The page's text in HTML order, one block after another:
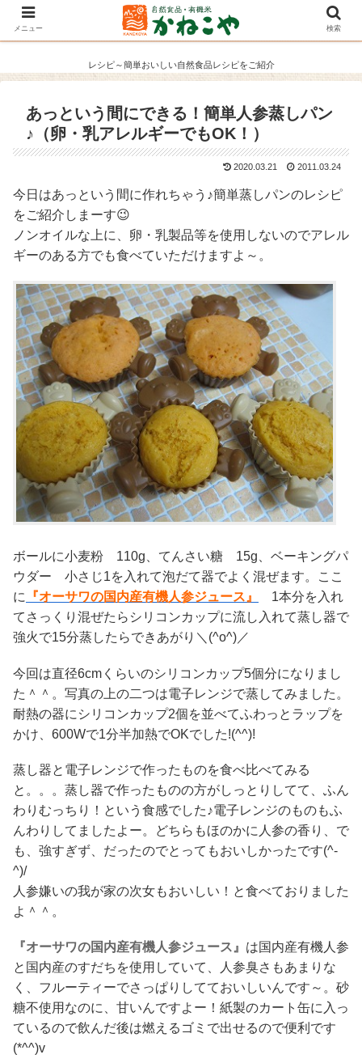
レシピ～簡単おいしい自然食品レシピをご紹介
あっという間にできる！簡単人参蒸しパン
♪（卵・乳アレルギーでもOK！）
2020.03.21 2011.03.24
今日はあっという間に作れちゃう♪簡単蒸しパンのレシピ
をご紹介しまーす😉
ノンオイルな上に、卵・乳製品等を使用しないのでアレル
ギーのある方でも食べていただけますよ～。
ボールに小麦粉 110g、てんさい糖 15g、ベーキングパ
ウダー 小さじ1を入れて泡だて器でよく混ぜます。ここ
に
『オーサワの国内産有機人参ジュース』
1本分を入れ
てさっくり混ぜたらシリコンカップに流し入れて蒸し器で
強火で15分蒸したらできあがり＼(^o^)／
今回は直径6cmくらいのシリコンカップ5個分になりまし
た＾＾。写真の上の二つは電子レンジで蒸してみました。
耐熱の器にシリコンカップ2個を並べてふわっとラップを
かけ、600Wで1分半加熱でOKでした!(^^)!
蒸し器と電子レンジで作ったものを食べ比べてみる
と。。。蒸し器で作ったものの方がしっとりしてて、ふん
わりむっちり！という食感でした♪電子レンジのものもふ
んわりしてましたよー。どちらもほのかに人参の香り、で
も、強すぎず、だったのでとってもおいしかったです(^-
^)/
人参嫌いの我が家の次女もおいしい！と食べておりました
よ＾＾。
『オーサワの国内産有機人参ジュース』 は国内産有機人参
と国内産のすだちを使用していて、人参臭さもあまりな
く、フルーティーでさっぱりしてておいしいんです～。砂
糖不使用なのに、甘いんですよー！紙製のカート缶に入っ
ているので飲んだ後は燃えるゴミで出せるので便利です
(*^^)v
メニュー 検索